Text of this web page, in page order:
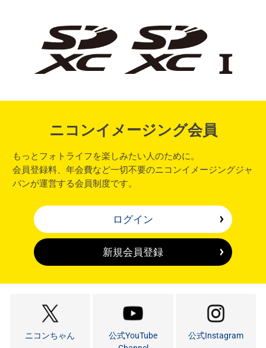
ニコンイメージング会員
もっとフォトライフを楽しみたい人のために。
会員登録料、年会費など一切不要のニコンイメージングジャ
パンが運営する会員制度です。
ログイン
新規会員登録
ニコンちゃん
公式YouTube
公式Instagram